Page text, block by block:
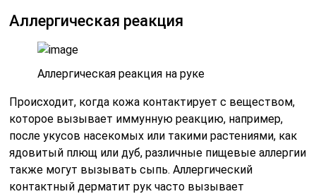
Аллергическая реакция
Аллергическая реакция на руке
Происходит, когда кожа контактирует с веществом,
которое вызывает иммунную реакцию, например,
после укусов насекомых или такими растениями, как
ядовитый плющ или дуб, различные пищевые аллергии
также могут вызывать сыпь. Аллергический
контактный дерматит рук часто вызывает